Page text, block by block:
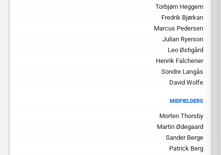
Torbjørn Heggem
Fredrik Bjørkan
Marcus Pedersen
Julian Ryerson
Leo Østigård
Henrik Falchener
Sondre Langås
David Wolfe
MIDFIELDERS
Morten Thorsby
Martin Ødegaard
Sander Berge
Patrick Berg